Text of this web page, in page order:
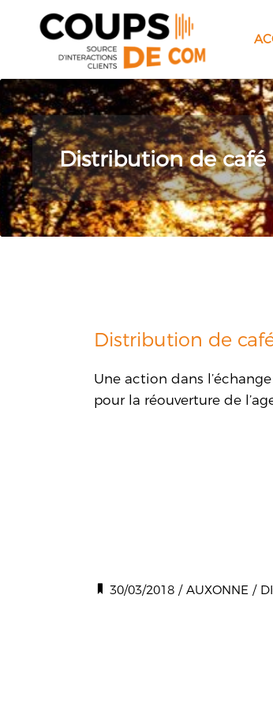
Distribution de café
Distribution de
Une action dans
pour la réouverture de
30/03/2018 /AUXONNE /